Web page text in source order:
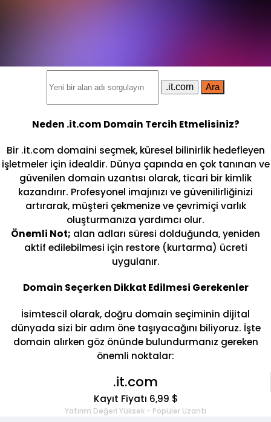
.it.com Ara
Neden .it.com Domain Tercih Etmelisiniz?
Bir .it.com domaini seçmek, küresel bilinirlik hedefleyen
işletmeler için idealdir. Dünya çapında en çok tanınan ve
güvenilen domain uzantısı olarak, ticari bir kimlik
kazandırır. Profesyonel imajınızı ve güvenilirliğinizi
artırarak, müşteri çekmenize ve çevrimiçi varlık
oluşturmanıza yardımcı olur.
Önemli Not; alan adları süresi dolduğunda, yeniden
aktif edilebilmesi için restore (kurtarma) ücreti
uygulanır.
Domain Seçerken Dikkat Edilmesi Gerekenler
İsimtescil olarak, doğru domain seçiminin dijital
dünyada sizi bir adım öne taşıyacağını biliyoruz. İşte
domain alırken göz önünde bulundurmanız gereken
önemli noktalar:
.it.com
Kayıt Fiyatı 6,99 $
Yatırım Değeri Yüksek - Popüler Uzantı